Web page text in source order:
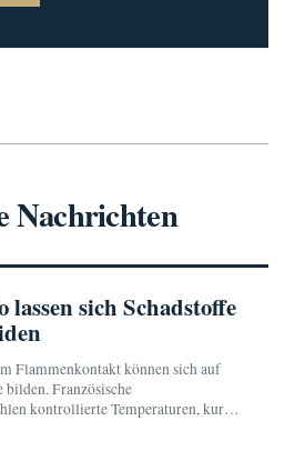
Nachrichten
sich Schadstoffe
Flammenkontakt können sich auf
Französische
kontrollierte Temperaturen, kurze